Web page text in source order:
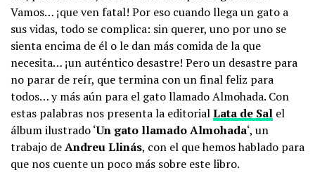
Vamos… ¡que ven fatal! Por eso cuando llega un gato a
sus vidas, todo se complica: sin querer, uno por uno se
sienta encima de él o le dan más comida de la que
necesita… ¡un auténtico desastre! Pero un desastre para
no parar de reír, que termina con un final feliz para
todos… y más aún para el gato llamado Almohada. Con
estas palabras nos presenta la editorialLata de Sal el
álbum ilustrado ‘Un gato llamado Almohada‘, un
trabajo deAndreu Llinás, con el que hemos hablado para
que nos cuente un poco más sobre este libro.